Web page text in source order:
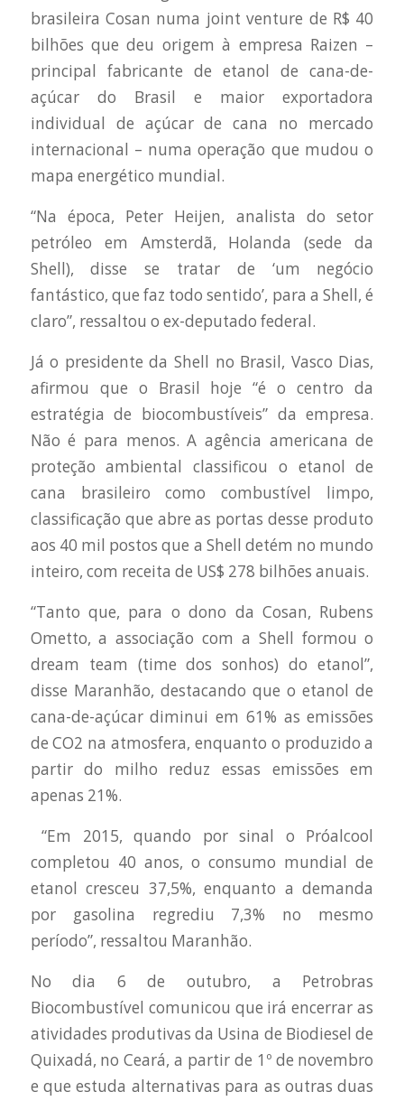
brasileira Cosan numa joint venture de R$ 40
bilhões que deu origem à empresa Raizen –
principal fabricante de etanol de cana-de-
açúcar do Brasil e maior exportadora
individual de açúcar de cana no mercado
internacional – numa operação que mudou o
mapa energético mundial.
“Na época, Peter Heijen, analista do setor
petróleo em Amsterdã, Holanda (sede da
Shell), disse se tratar de ‘um negócio
fantástico, que faz todo sentido’, para a Shell, é
claro”, ressaltou o ex-deputado federal.
Já o presidente da Shell no Brasil, Vasco Dias,
afirmou que o Brasil hoje “é o centro da
estratégia de biocombustíveis” da empresa.
Não é para menos. A agência americana de
proteção ambiental classificou o etanol de
cana brasileiro como combustível limpo,
classificação que abre as portas desse produto
aos 40 mil postos que a Shell detém no mundo
inteiro, com receita de US$ 278 bilhões anuais.
“Tanto que, para o dono da Cosan, Rubens
Ometto, a associação com a Shell formou o
dream team (time dos sonhos) do etanol”,
disse Maranhão, destacando que o etanol de
cana-de-açúcar diminui em 61% as emissões
de CO2 na atmosfera, enquanto o produzido a
partir do milho reduz essas emissões em
apenas 21%.
“Em 2015, quando por sinal o Próalcool
completou 40 anos, o consumo mundial de
etanol cresceu 37,5%, enquanto a demanda
por gasolina regrediu 7,3% no mesmo
período”, ressaltou Maranhão.
No dia 6 de outubro, a Petrobras
Biocombustível comunicou que irá encerrar as
atividades produtivas da Usina de Biodiesel de
Quixadá, no Ceará, a partir de 1º de novembro
e que estuda alternativas para as outras duas